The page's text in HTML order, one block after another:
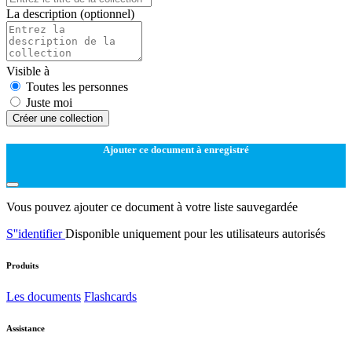
La description (optionnel)
Visible à
Toutes les personnes
Juste moi
Créer une collection
Ajouter ce document à enregistré
Vous pouvez ajouter ce document à votre liste sauvegardée
S''identifierDisponible uniquement pour les utilisateurs autorisés
Produits
Les documents Flashcards
Assistance